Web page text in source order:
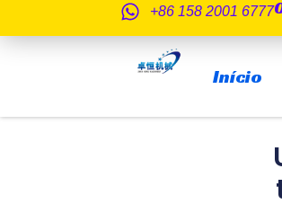
para
+86 158 2001 6777
Início